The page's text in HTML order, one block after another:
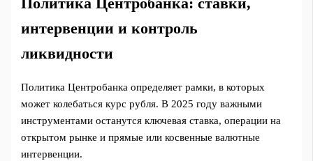
Политика Центробанка: ставки,
интервенции и контроль
ликвидности
Политика Центробанка определяет рамки, в которых
может колебаться курс рубля. В 2025 году важными
инструментами останутся ключевая ставка, операции на
открытом рынке и прямые или косвенные валютные
интервенции.